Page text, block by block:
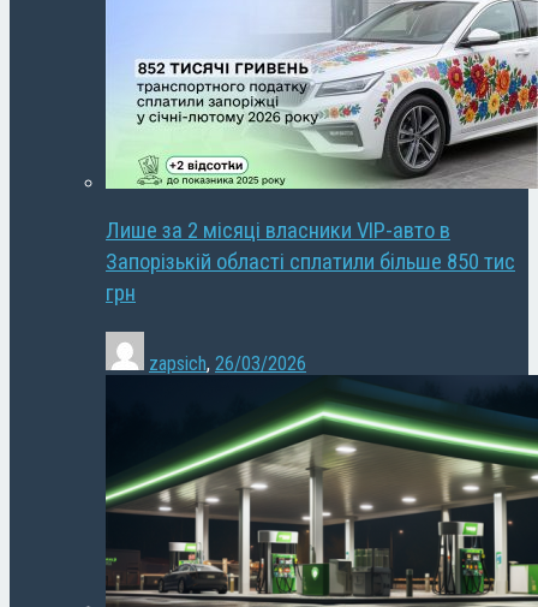
Лише за 2 місяці власники VIP-авто в
Запорізькій області сплатили більше 850 тис
грн
zapsich, 26/03/2026